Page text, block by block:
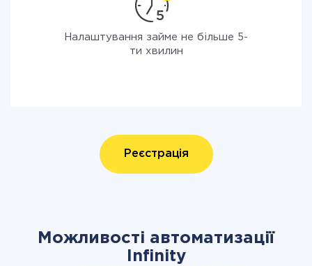
Налаштування займе не більше 5-
ти хвилин
Реєстрація
Можливості автоматизації
Infinity